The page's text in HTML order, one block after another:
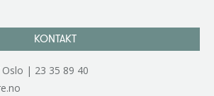
KONTAKT
| 23 35 89 40